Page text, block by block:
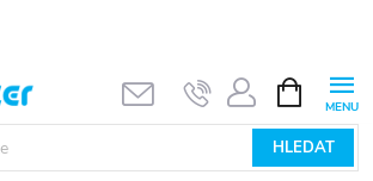
HLEDAT
NÁKUPNÍ
KOŠÍK